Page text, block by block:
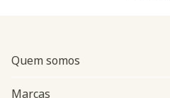
Quem somos
Marcas